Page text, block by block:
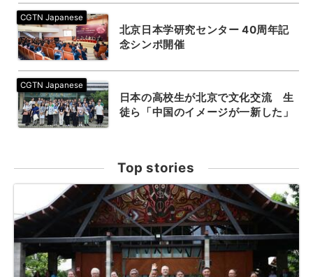
北京日本学研究センター 40周年記
念シンポ開催
日本の高校生が北京で文化交流 生
徒ら「中国のイメージが一新した」
Top stories